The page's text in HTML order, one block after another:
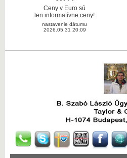
Ceny v Euro sú
len informatívne ceny!
nastavenie dátumu
2026.05.31 20:09